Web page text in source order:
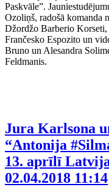
Paskvāle”.
Ozoliņš, radošā komanda
Džordžo Barberio
Frančesko Espozito un
Bruno un Alesandra
Feldmanis.
Jura Karlsona
“Antonija
13. aprīlī
02.04.2018 11:14